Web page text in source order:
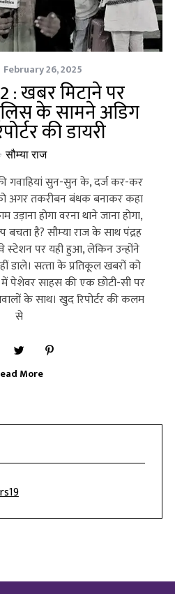
February 26, 2025
: खबर मिटाने पर
के सामने अडिग
की डायरी
सौम्या राज
गवाहियां सुन-सुन के, दर्ज कर-कर
अगर तकरीबन बंधक बनाकर कहा
होगा वरना थाने जाना होगा,
है? सौम्‍या राज के साथ पंद्रह
स्‍टेशन पर यही हुआ, लेकिन उन्‍होंने
डाले। सत्‍ता के प्रतिकूल खबरों को
पेशेवर साहस की एक छोटी-सी पर
के साथ। खुद रिपोर्टर की कलम
से
More